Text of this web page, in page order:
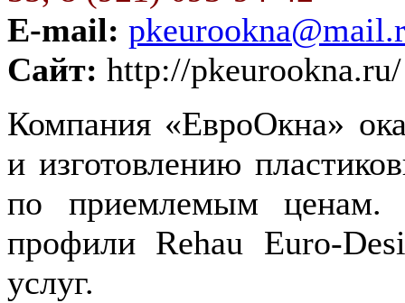
E-mail:
Сайт: http://pkeurookna.ru/
Компания «ЕвроОкна»
и изготовлению
по приемлемым ценам.
профили Rehau Euro-
услуг.